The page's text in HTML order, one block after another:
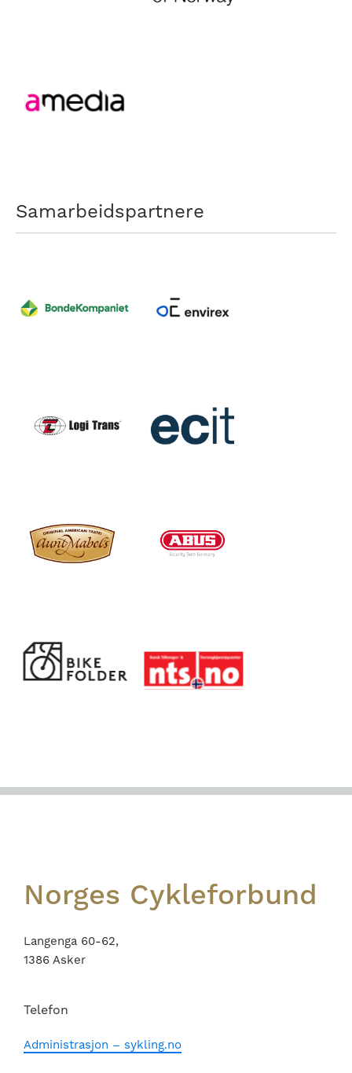
Samarbeidspartnere
Footer
Norges Cykleforbund
Langenga 60-62,
1386 Asker
Telefon
Administrasjon – sykling.no